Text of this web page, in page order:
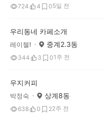
724 4 05일 전
우리동네 카페소개
레이첼! 중계2.3동
344 3 01주 전
우지커피
박정숙 상계8동
638 0 22주 전